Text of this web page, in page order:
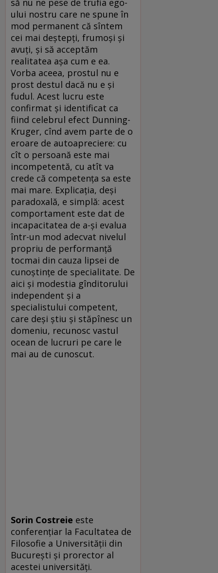
ului nostru care ne spune în
mod permanent că sîntem
cei mai deștepți, frumoși și
avuți, și să acceptăm
realitatea așa cum e ea.
Vorba aceea, prostul nu e
prost destul dacă nu e și
fudul. Acest lucru este
confirmat și identificat ca
fiind celebrul efect Dunning-
Kruger, cînd avem parte de o
eroare de autoapreciere: cu
cît o persoană este mai
incompetentă, cu atît va
crede că competența sa este
mai mare. Explicația, deși
paradoxală, e simplă: acest
comportament este dat de
incapacitatea de a-și evalua
într-un mod adecvat nivelul
propriu de performanță
tocmai din cauza lipsei de
cunoștințe de specialitate. De
aici și modestia gînditorului
independent și a
specialistului competent,
care deși știu și stăpînesc un
domeniu, recunosc vastul
ocean de lucruri pe care le
mai au de cunoscut.
Sorin Costreie este
conferențiar la Facultatea de
Filosofie a Universității din
București și prorector al
acestei universități.